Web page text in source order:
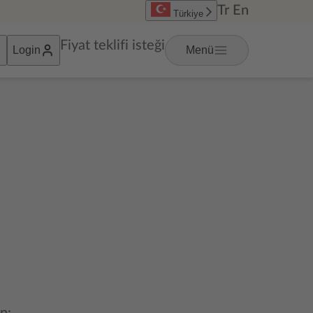
Login Fiyat teklifi isteği Menü
Türkiye Tr En